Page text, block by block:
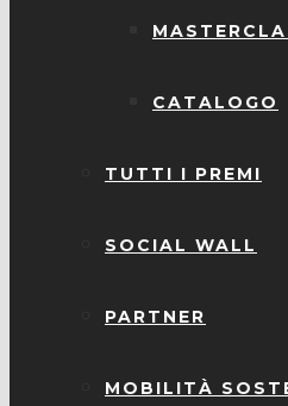
CATALOGO
TUTTI I PREMI
SOCIAL WALL
PARTNER
MOBILITÀ